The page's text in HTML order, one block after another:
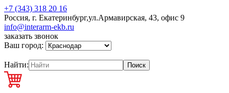
+7 (343) 318 20 16
Россия, г. Екатеринбург,ул.Армавирская, 43, офис 9
info@interarm-ekb.ru
заказать звонок
Ваш город:
Найти: